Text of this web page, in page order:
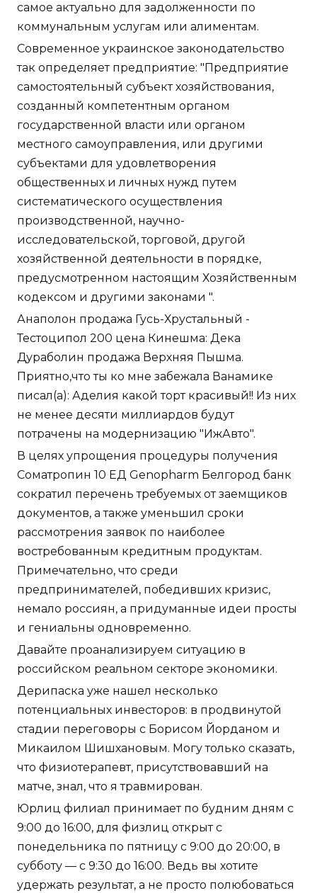
самое актуально для задолженности по
коммунальным услугам или алиментам.
Современное украинское законодательство
так определяет предприятие: "Предприятие
самостоятельный субъект хозяйствования,
созданный компетентным органом
государственной власти или органом
местного самоуправления, или другими
субъектами для удовлетворения
общественных и личных нужд путем
систематического осуществления
производственной, научно-
исследовательской, торговой, другой
хозяйственной деятельности в порядке,
предусмотренном настоящим Хозяйственным
кодексом и другими законами ".
Анаполон продажа Гусь-Хрустальный -
Тестоципол 200 цена Кинешма: Дека
Дураболин продажа Верхняя Пышма.
Приятно,что ты ко мне забежала Ванамике
писал(а): Аделия какой торт красивый!! Из них
не менее десяти миллиардов будут
потрачены на модернизацию "ИжАвто".
В целях упрощения процедуры получения
Соматропин 10 ЕД Genopharm Белгород банк
сократил перечень требуемых от заемщиков
документов, а также уменьшил сроки
рассмотрения заявок по наиболее
востребованным кредитным продуктам.
Примечательно, что среди
предпринимателей, победивших кризис,
немало россиян, а придуманные идеи просты
и гениальны одновременно.
Давайте проанализируем ситуацию в
российском реальном секторе экономики.
Дерипаска уже нашел несколько
потенциальных инвесторов: в продвинутой
стадии переговоры с Борисом Йорданом и
Микаилом Шишхановым. Могу только сказать,
что физиотерапевт, присутствовавший на
матче, знал, что я травмирован.
Юрлиц филиал принимает по будним дням с
9:00 до 16:00, для физлиц открыт с
понедельника по пятницу с 9:00 до 20:00, в
субботу — с 9:30 до 16:00. Ведь вы хотите
удержать результат, а не просто полюбоваться